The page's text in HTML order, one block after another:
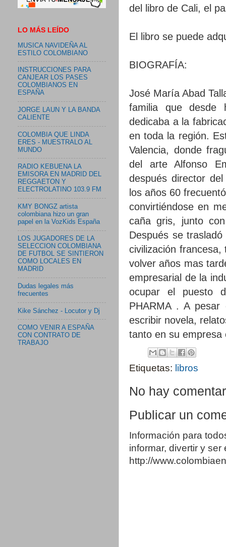
del libro de Cali, el
El libro se puede
BIOGRAFÍA:
José María Abad
familia que desde
dedicaba a la
en toda la región.
Valencia, donde
del arte Alfonso
después director
los años 60
convirtiéndose en
caña gris, junto
Después se
civilización
volver años mas
empresarial de la
ocupar el puesto
PHARMA . A
escribir novela,
tanto en su
Etiquetas: libros
No hay
Publicar un
Información para
informar, divertir y
http://
LO MÁS LEÍDO
MUSICA NAVIDEÑA AL
ESTILO COLOMBIANO
INSTRUCCIONES PARA
CANJEAR LOS PASES
COLOMBIANOS EN
ESPAÑA
JORGE LAUN Y LA BANDA
CALIENTE
COLOMBIA QUE LINDA
ERES - MUESTRALO AL
MUNDO
RADIO KEBUENA LA
EMISORA EN MADRID DEL
REGGAETON Y
ELECTROLATINO 103.9 FM
KMY BONGZ artista
colombiana hizo un gran
papel en la VozKids España
LOS JUGADORES DE LA
SELECCION COLOMBIANA
DE FUTBOL SE SINTIERON
COMO LOCALES EN
MADRID
Dudas legales más
frecuentes
Kike Sánchez - Locutor y Dj
COMO VENIR A ESPAÑA
CON CONTRATO DE
TRABAJO